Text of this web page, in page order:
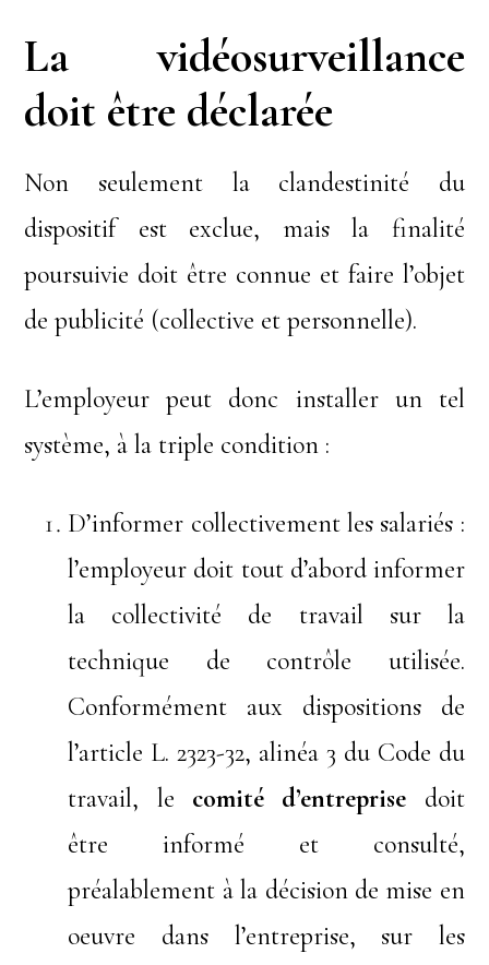
La vidéosurveillance
doit être déclarée
Non seulement la clandestinité du
dispositif est exclue, mais la finalité
poursuivie doit être connue et faire l’objet
de publicité (collective et personnelle).
L’employeur peut donc installer un tel
système, à la triple condition :
D’informer collectivement les salariés :
l’employeur doit tout d’abord informer
la collectivité de travail sur la
technique de contrôle utilisée.
Conformément aux dispositions de
l’article L. 2323-32, alinéa 3 du Code du
travail, le comité d’entreprise doit
être informé et consulté,
préalablement à la décision de mise en
oeuvre dans l’entreprise, sur les